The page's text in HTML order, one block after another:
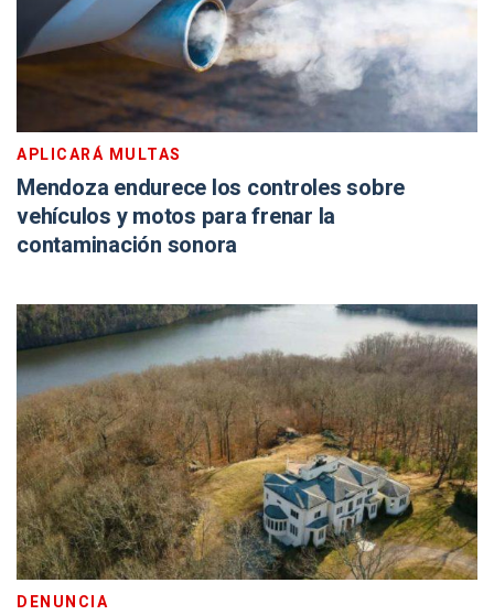
APLICARÁ MULTAS
Mendoza endurece los controles sobre
vehículos y motos para frenar la
contaminación sonora
DENUNCIA